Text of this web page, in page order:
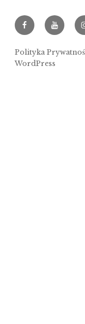
Facebook
Polityka
WordPress